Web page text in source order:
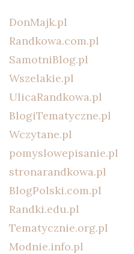
DonMajk.pl
Randkowa.com.pl
SamotniBlog.pl
Wszelakie.pl
UlicaRandkowa.pl
BlogiTematyczne.pl
Wczytane.pl
pomyslowepisanie.pl
stronarandkowa.pl
BlogPolski.com.pl
Randki.edu.pl
Tematycznie.org.pl
Modnie.info.pl